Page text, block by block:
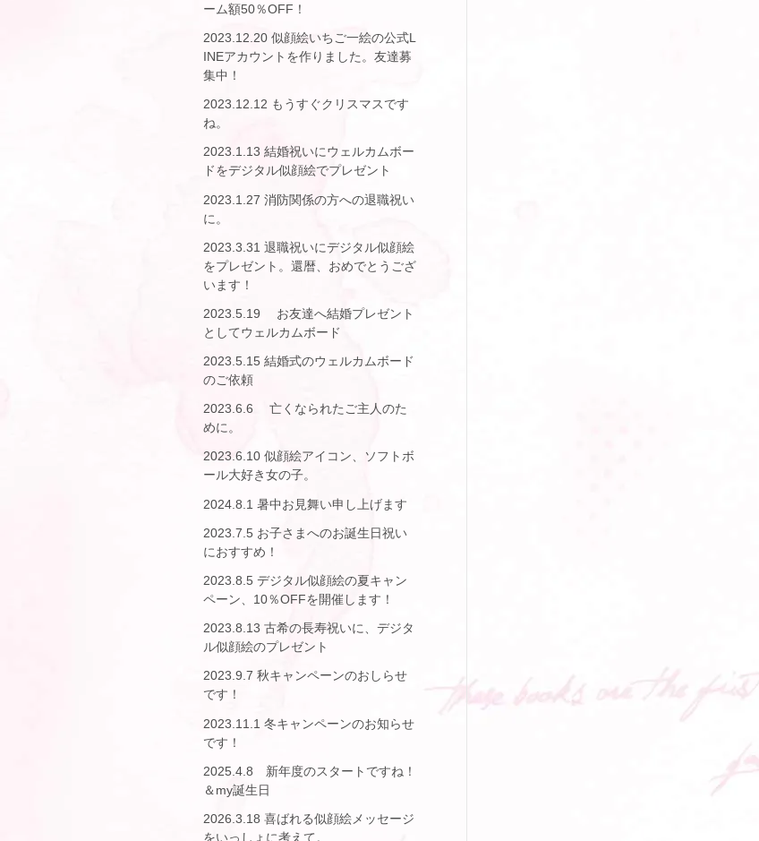
ーム額50％OFF！
2023.12.20 似顔絵いちご一絵の公式L
INEアカウントを作りました。友達募
集中！
2023.12.12 もうすぐクリスマスです
ね。
2023.1.13 結婚祝いにウェルカムボー
ドをデジタル似顔絵でプレゼント
2023.1.27 消防関係の方への退職祝い
に。
2023.3.31 退職祝いにデジタル似顔絵
をプレゼント。還暦、おめでとうござ
います！
2023.5.19 お友達へ結婚プレゼント
としてウェルカムボード
2023.5.15 結婚式のウェルカムボード
のご依頼
2023.6.6 亡くなられたご主人のた
めに。
2023.6.10 似顔絵アイコン、ソフトボ
ール大好き女の子。
2024.8.1 暑中お見舞い申し上げます
2023.7.5 お子さまへのお誕生日祝い
におすすめ！
2023.8.5 デジタル似顔絵の夏キャン
ペーン、10％OFFを開催します！
2023.8.13 古希の長寿祝いに、デジタ
ル似顔絵のプレゼント
2023.9.7 秋キャンペーンのおしらせ
です！
2023.11.1 冬キャンペーンのお知らせ
です！
2025.4.8 新年度のスタートですね！
＆my誕生日
2026.3.18 喜ばれる似顔絵メッセージ
をいっしょに考えて。